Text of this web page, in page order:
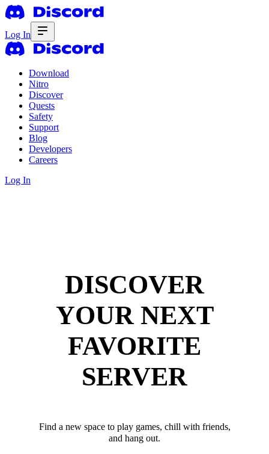
Log In
Download
Nitro
Discover
Quests
Safety
Support
Blog
Developers
Careers
Log In
DISCOVER
YOUR NEXT
FAVORITE
SERVER
Find a new space to play games, chill with friends,
and hang out.